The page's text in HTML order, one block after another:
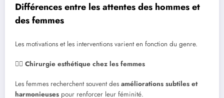
Différences entre les attentes des hommes et
des femmes
Les motivations et les interventions varient en fonction du genre.
💁‍♀️ Chirurgie esthétique chez les femmes
Les femmes recherchent souvent des améliorations subtiles et
harmonieuses pour renforcer leur féminité.